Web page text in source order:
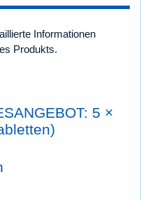
Informationen
Produkts.
5 ×